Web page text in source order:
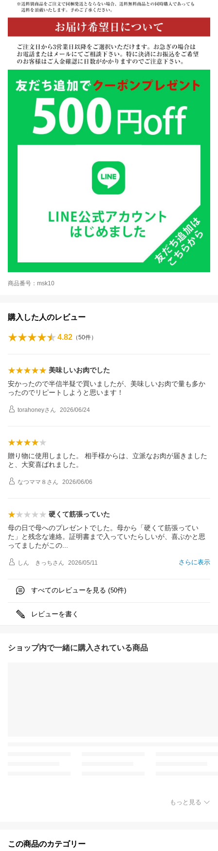
商品番号：msk10
購入した人のレビュー
4.82 （50件）
美味しいお肉でした
安かったので半信半疑で買いましたが、美味しいお肉で量も多か
ったのでリピートしようと思います！
torahoneyさん 2026/06/24
贈り物に使用しました。 相手様からは、立派なお肉が届きました
と、大変喜ばれました。
なつママ８ さん 2026/06/06
硬くて筋張っていた
母の日で母へのプレゼントでした。母から「硬くて筋張ってい
た」と残念な連絡。証明書まで入っていたらしいが、喜ぶかと思
ってましたがこ の
さらに表示
しん きっちさん 2026/05/11
すべてのレビューを見る (50件)
レビューを書く
ショップ内で一緒に購入されている商品
もっと見る
この商品のカテゴリー